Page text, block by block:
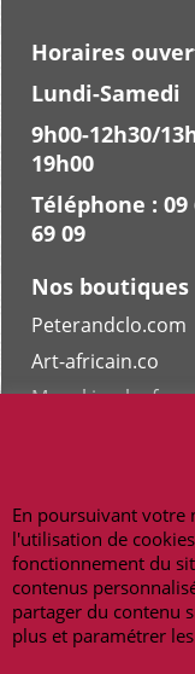
Horaires
Lundi-Samedi
9h00-12h30/
19h00
Téléphone : 09
69 09
Nos boutiques
Peterandclo.com
Art-africain.co
Maneki-neko.fr
En poursuivant votre
l'utilisation de
fonctionnement du
contenus
partager du contenu
plus et paramétrer